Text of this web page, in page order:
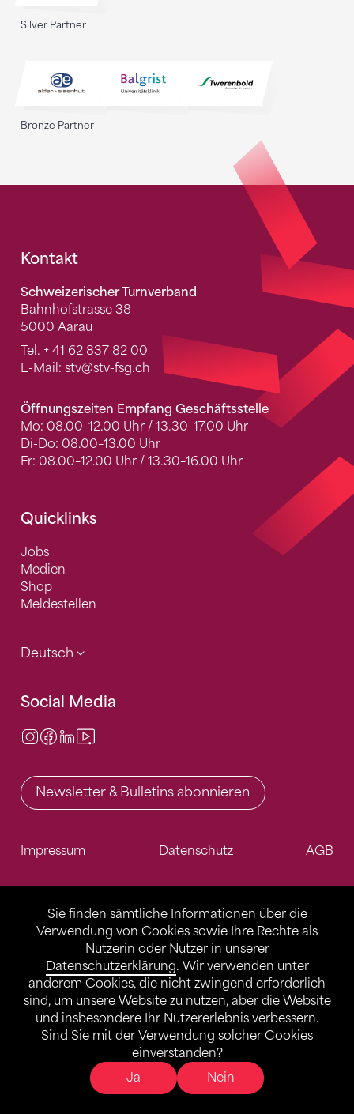
Sie finden sämtliche Informationen über die
Verwendung von Cookies sowie Ihre Rechte als
Nutzerin oder Nutzer in unserer
Datenschutzerklärung. Wir verwenden unter
anderem Cookies, die nicht zwingend erforderlich
sind, um unsere Website zu nutzen, aber die Website
und insbesondere Ihr Nutzererlebnis verbessern.
Sind Sie mit der Verwendung solcher Cookies
einverstanden?
Ja
Nein
Silver Partner
Bronze Partner
Fusszeile
Kontakt
Schweizerischer Turnverband
Bahnhofstrasse 38
5000 Aarau
Tel. + 41 62 837 82 00
E-Mail: stv@stv-fsg.ch
Öffnungszeiten Empfang Geschäftsstelle
Mo: 08.00–12.00 Uhr / 13.30–17.00 Uhr
Di-Do: 08.00–13.00 Uhr
Fr: 08.00–12.00 Uhr / 13.30–16.00 Uhr
Quicklinks
Jobs
Medien
Shop
Meldestellen
Deutsch
Social Media
Instagram
Facebook
LinkedIn
Newsletter & Bulletins abonnieren
Impressum Datenschutz AGB